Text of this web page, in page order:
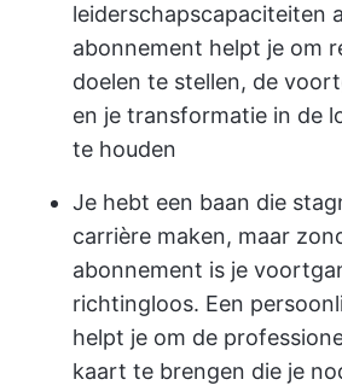
leiderschapscapaciteiten
abonnement helpt je om
doelen te stellen, de
en je transformatie in de
te houden
Je hebt een baan die
carrière maken, maar
abonnement is je
richtingloos. Een
helpt je om de
kaart te brengen die je